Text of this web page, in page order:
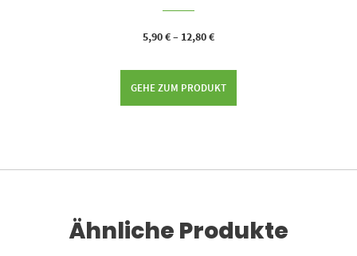
5,90€– 12,80€
GEHE ZUM PRODUKT
Ähnliche Produkte